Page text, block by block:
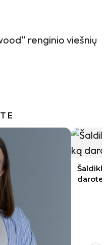
renginio viešnių
sluoksniu: ką